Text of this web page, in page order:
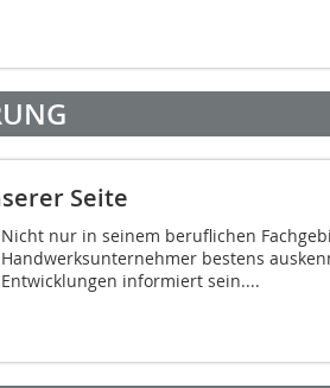
Seite
Nicht nur in seinem beruflichen
Handwerksunternehmer bestens
Entwicklungen informiert sein....